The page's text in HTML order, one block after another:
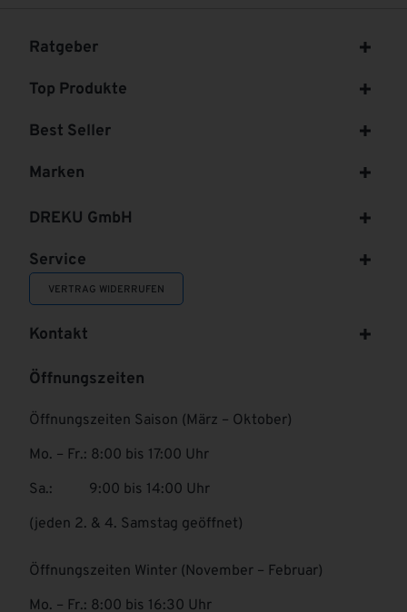
Ratgeber
Top Produkte
Best Seller
Marken
DREKU GmbH
Service
VERTRAG WIDERRUFEN
Kontakt
Öffnungszeiten
Öffnungszeiten Saison (März – Oktober)
Mo. – Fr.: 8:00 bis 17:00 Uhr
Sa.: 9:00 bis 14:00 Uhr
(jeden 2. & 4. Samstag geöffnet)
Öffnungszeiten Winter (November – Februar)
Mo. – Fr.: 8:00 bis 16:30 Uhr